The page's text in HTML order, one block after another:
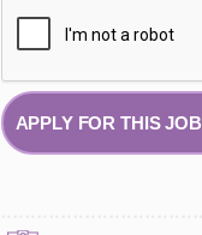
APPLY FOR THIS JOB